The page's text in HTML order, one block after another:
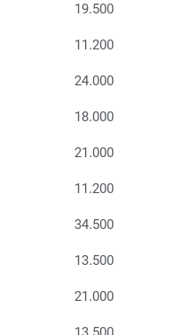
19.500
11.200
24.000
18.000
21.000
11.200
34.500
13.500
21.000